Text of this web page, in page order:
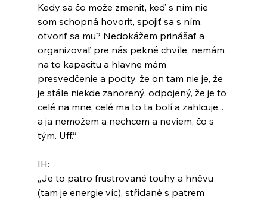
Kedy sa čo može zmeniť, keď s ním nie
som schopná hovoriť, spojiť sa s ním,
otvoriť sa mu? Nedokážem prinášať a
organizovať pre nás pekné chvíle, nemám
na to kapacitu a hlavne mám
presvedčenie a pocity, že on tam nie je, že
je stále niekde zanorený, odpojený, že je to
celé na mne, celé ma to ta bolí a zahlcuje...
a ja nemožem a nechcem a neviem, čo s
tým. Uff.“
IH:
„Je to patro frustrované touhy a hněvu
(tam je energie víc), střídané s patrem